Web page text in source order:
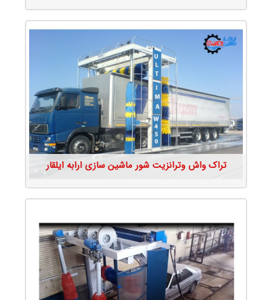
جزئیات محصول
تراک واش وترانزیت شور ماشین سازی ارابه ایلقار
جزئیات محصول